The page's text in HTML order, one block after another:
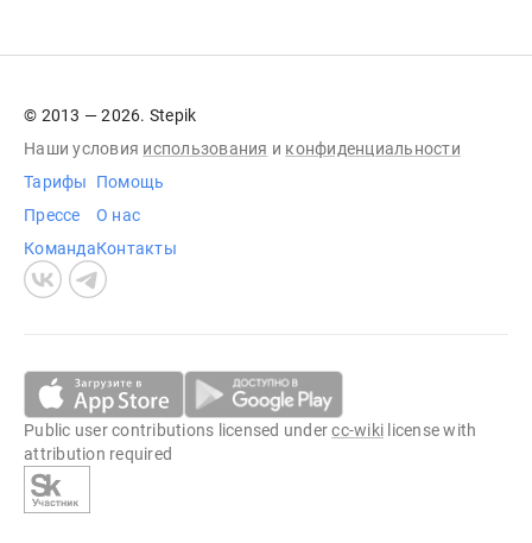
© 2013 — 2026. Stepik
Наши условия использования и конфиденциальности
Тарифы
Прессе
Команда
Помощь
О нас
Контакты
Public user contributions licensed undercc-wiki license with
attribution required